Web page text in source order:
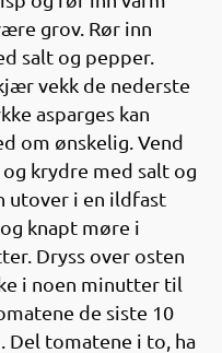
grov. Rør inn
salt og pepper.
vekk de nederste
asparges kan
om ønskelig. Vend
krydre med salt og
utover i en ildfast
knapt møre i
Dryss over osten
i noen minutter til
de siste 10
Del tomatene i to, ha